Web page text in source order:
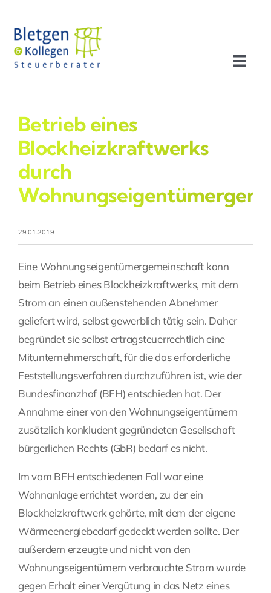
Inhalt
springen
Profil
Leistungen
Kontakt
Betrieb eines
Blockheizkraftwerks
durch
29.01.2019
Eine Wohnungseigentümergemeinschaft kann
beim Betrieb eines Blockheizkraftwerks, mit dem
Strom an einen außenstehenden Abnehmer
geliefert wird, selbst gewerblich tätig sein. Daher
begründet sie selbst ertragsteuerrechtlich eine
Mitunternehmerschaft, für die das erforderliche
Feststellungsverfahren durchzuführen ist, wie der
Bundesfinanzhof (BFH) entschieden hat. Der
Annahme einer von den Wohnungseigentümern
zusätzlich konkludent gegründeten Gesellschaft
bürgerlichen Rechts (GbR) bedarf es nicht.
Im vom BFH entschiedenen Fall war eine
Wohnanlage errichtet worden, zu der ein
Blockheizkraftwerk gehörte, mit dem der eigene
Wärmeenergiebedarf gedeckt werden sollte. Der
außerdem erzeugte und nicht von den
Wohnungseigentümern verbrauchte Strom wurde
gegen Erhalt einer Vergütung in das Netz eines